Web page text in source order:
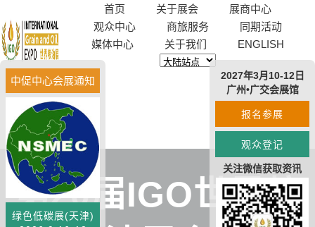
首页 关于展会
展商中心
观众中心
商旅服务
同期活动
媒体中心
关于我们 ENGLISH
第20届IGO世界粮
中促中心会展通知
绿色低碳展(天津)
2027年3月10-12日
广州•广交会展馆
报名参展
观众登记
关注微信获取资讯